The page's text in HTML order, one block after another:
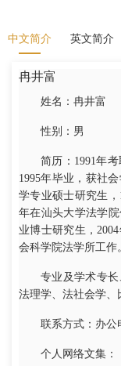
中文简介 英文简介
冉井富
姓名：冉井富
性别：男
简历：1991年
1995年毕业，获社
学专业硕士研究生，
年在汕头大学法学
业博士研究生，
会科学院法学所工作
专业及学术专
法理学、法社会学、
联系方式：办公
个人网络文集：